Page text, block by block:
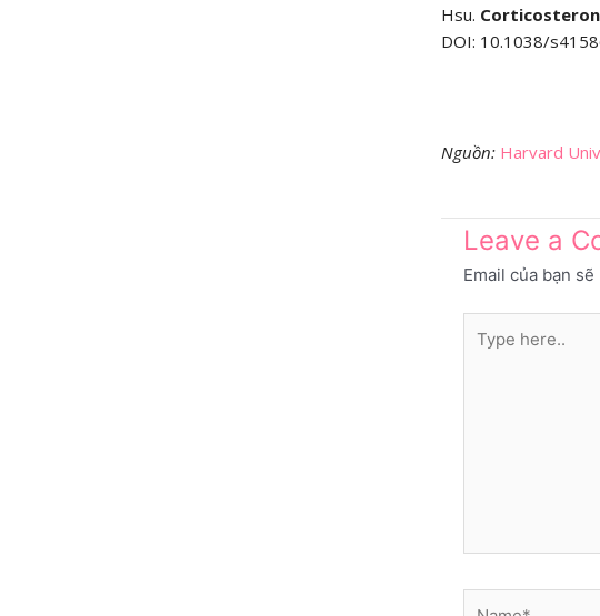
Hsu.
DOI: 10.1038/
Nguồn: Harvard
Leave a
Email của bạn
here..